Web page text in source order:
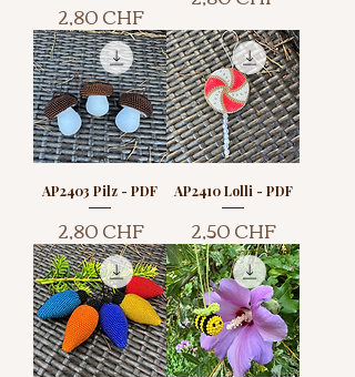
Preis
2,80 CHF
AP2403 Pilz - PDF
Preis
2,80 CHF
AP2410 Lolli - PDF
Preis
2,50 CHF